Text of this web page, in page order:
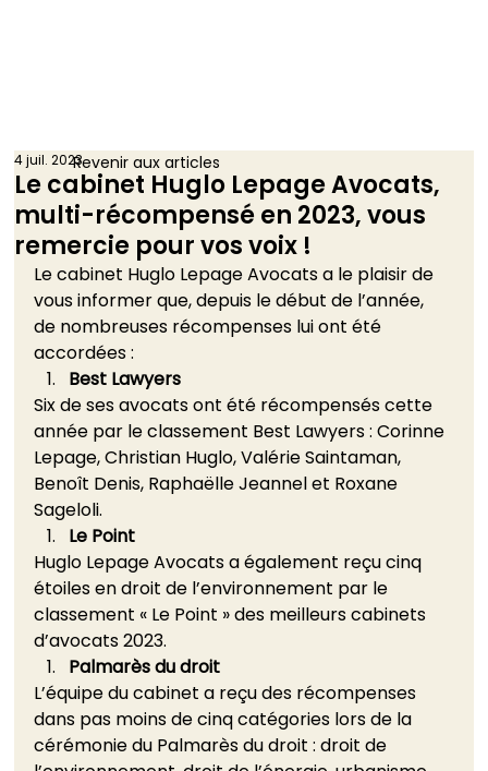
Le cabinet Huglo Lepage Avocats,
multi-récompensé en 2023, vous
remercie pour vos voix !
4 juil. 2023
Le cabinet Huglo Lepage Avocats a le plaisir de
vous informer que, depuis le début de l’année,
de nombreuses récompenses lui ont été
accordées :
Best Lawyers
Six de ses avocats ont été récompensés cette
année par le classement Best Lawyers : Corinne
Lepage, Christian Huglo, Valérie Saintaman,
Benoît Denis, Raphaëlle Jeannel et Roxane
Sageloli.
Le Point
Huglo Lepage Avocats a également reçu cinq
étoiles en droit de l’environnement par le
classement « Le Point » des meilleurs cabinets
d’avocats 2023.
Palmarès du droit
L’équipe du cabinet a reçu des récompenses
dans pas moins de cinq catégories lors de la
cérémonie du Palmarès du droit : droit de
Revenir aux articles